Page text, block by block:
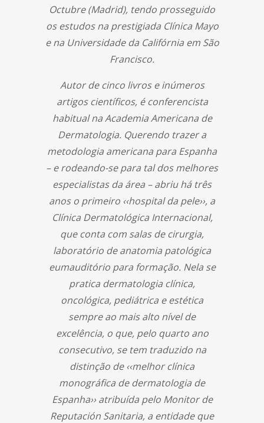
Octubre (Madrid), tendo prosseguido
os estudos na prestigiada Clínica Mayo
e na Universidade da Califórnia em São
Francisco.
Autor de cinco livros e inúmeros
artigos científicos, é conferencista
habitual na Academia Americana de
Dermatologia. Querendo trazer a
metodologia americana para Espanha
– e rodeando-se para tal dos melhores
especialistas da área – abriu há três
anos o primeiro ‹‹hospital da pele››, a
Clínica Dermatológica Internacional,
que conta com salas de cirurgia,
laboratório de anatomia patológica
eumauditório para formação. Nela se
pratica dermatologia clínica,
oncológica, pediátrica e estética
sempre ao mais alto nível de
excelência, o que, pelo quarto ano
consecutivo, se tem traduzido na
distinção de ‹‹melhor clínica
monográfica de dermatologia de
Espanha›› atribuída pelo Monitor de
Reputación Sanitaria, a entidade que